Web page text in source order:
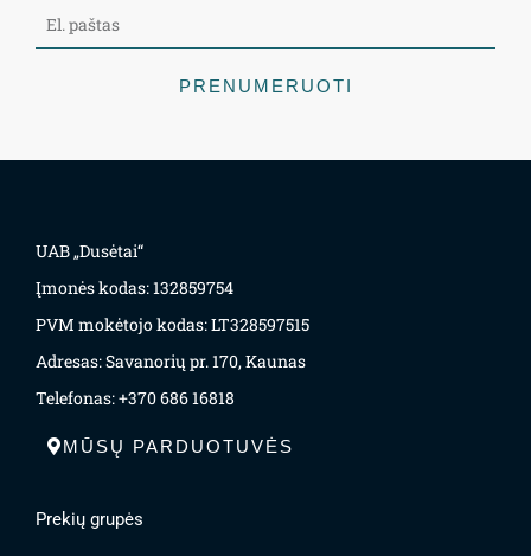
PRENUMERUOTI
UAB „Dusėtai“
Įmonės kodas: 132859754
PVM mokėtojo kodas: LT328597515
Adresas: Savanorių pr. 170, Kaunas
Telefonas: +370 686 16818
MŪSŲ PARDUOTUVĖS
Prekių grupės